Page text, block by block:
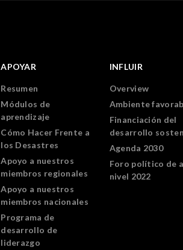
APOYAR
Resumen
Módulos de
aprendizaje
Cómo Hacer Frente a
los Desastres
Apoyo a nuestros
miembros regionales
Apoyo a nuestros
miembros nacionales
Programa de
desarrollo de
liderazgo
INFLUIR
Overview
Ambiente
Financiación del
desarrollo
Agenda 2030
Foro político de
nivel 2022